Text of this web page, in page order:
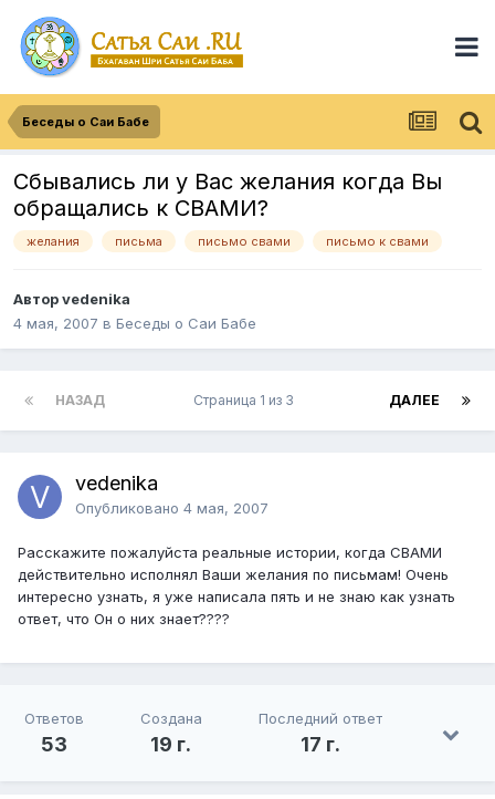
Беседы о Саи Бабе
Сбывались ли у Вас желания когда Вы
обращались к СВАМИ?
желания письма письмо свами письмо к свами
Автор vedenika
4 мая, 2007 в Беседы о Саи Бабе
НАЗАД ДАЛЕЕ
Страница 1 из 3
vedenika
Опубликовано 4 мая, 2007
Расскажите пожалуйста реальные истории, когда СВАМИ
действительно исполнял Ваши желания по письмам! Очень
интересно узнать, я уже написала пять и не знаю как узнать
ответ, что Он о них знает????
Ответов
53
Создана
19 г.
Последний ответ
17 г.